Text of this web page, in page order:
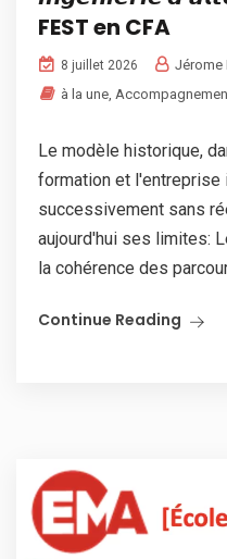
FEST en CFA
8 juillet 2026
Jérome
à la une
Le modèle historique,
formation et l'entreprise
successivement sans
aujourd'hui ses limites:
la cohérence des
Continue Reading